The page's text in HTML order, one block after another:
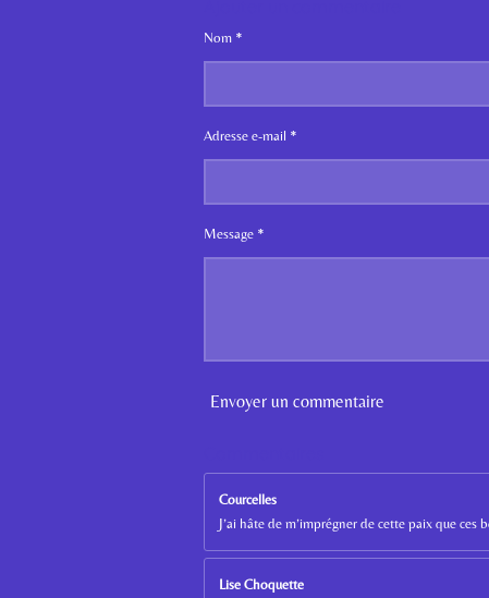
Nom *
Adresse e-mail *
Message *
Envoyer un commentaire
Courcelles
J’ai hâte de m’imprégner de cette paix que ces
Lise Choquette